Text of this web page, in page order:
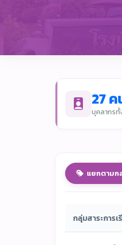
27
บุคลากรทั้
แยกตามก
กลุ่มสาระการ